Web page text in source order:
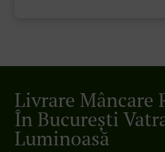
Livrare Mâncare
În București
Luminoasă